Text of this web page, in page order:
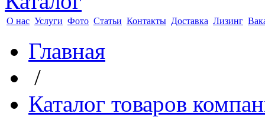
О нас Услуги Фото Статьи Контакты Доставка Лизинг
Главная
/
Каталог товаров